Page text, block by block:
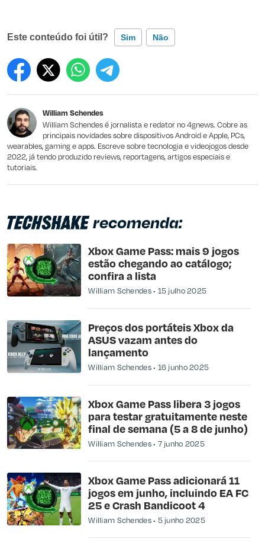
Este conteúdo foi útil? Sim Não
Este conteúdo contém informação incorreta
Outro
William Schendes
William Schendes é jornalista e redator no 4gnews. Cobre as
principais novidades sobre dispositivos Android e Apple, PCs,
wearables, gaming e apps. Escreve sobre tecnologia e videojogos desde
2022, já tendo produzido reviews, reportagens, artigos especiais e
tutoriais.
recomenda:
Xbox Game Pass: mais 9 jogos
estão chegando ao catálogo;
confira a lista
William Schendes 15 julho 2025
Preços dos portáteis Xbox da
ASUS vazam antes do
lançamento
William Schendes 16 junho 2025
Xbox Game Pass libera 3 jogos
para testar gratuitamente neste
final de semana (5 a 8 de junho)
William Schendes 7 junho 2025
Xbox Game Pass adicionará 11
jogos em junho, incluindo EA FC
25 e Crash Bandicoot 4
William Schendes 5 junho 2025